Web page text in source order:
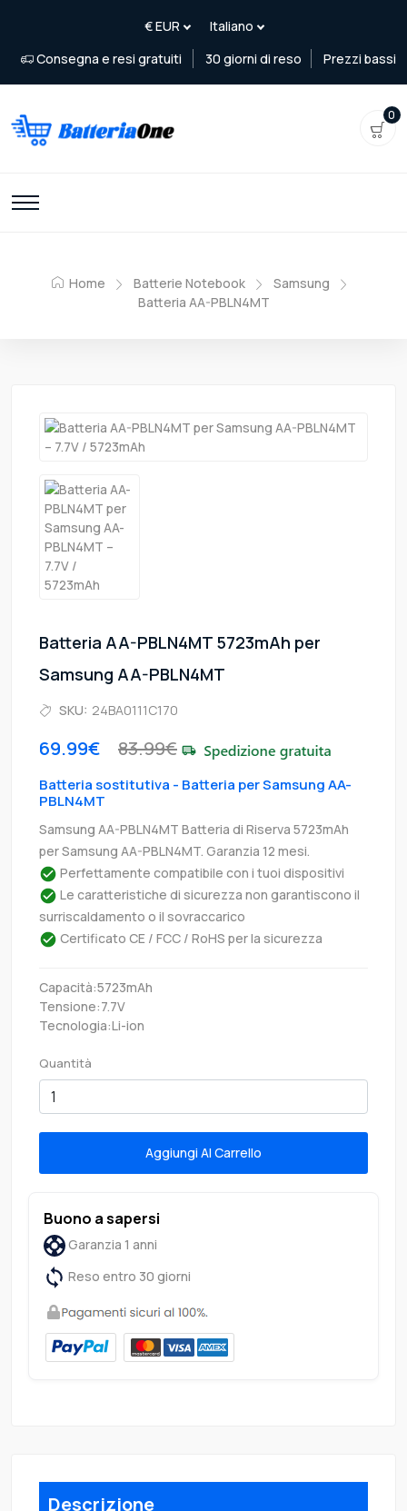
Consegna e resi gratuiti 30 giorni di reso Prezzi bassi
0
Home Batterie Notebook
Samsung
Batteria AA-PBLN4MT
Batteria AA-PBLN4MT 5723mAh per
Samsung AA-PBLN4MT
SKU: 24BA0111C170
69.99€ 83.99€
Batteria sostitutiva - Batteria per Samsung AA-
PBLN4MT
Samsung AA-PBLN4MT Batteria di Riserva 5723mAh
per Samsung AA-PBLN4MT. Garanzia 12 mesi.
Perfettamente compatibile con i tuoi dispositivi
Le caratteristiche di sicurezza non garantiscono il
surriscaldamento o il sovraccarico
Certificato CE / FCC / RoHS per la sicurezza
Capacità:5723mAh
Tensione:7.7V
Tecnologia:Li-ion
Quantità
Aggiungi Al Carrello
Buono a sapersi
Garanzia 1 anni
Reso entro 30 giorni
Descrizione